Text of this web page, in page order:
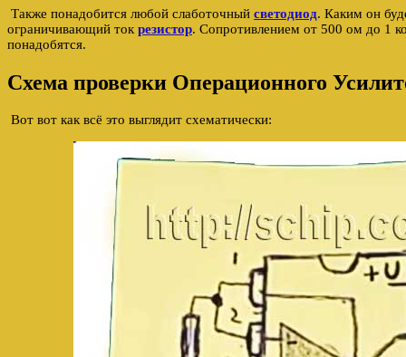
Также понадобится любой слаботочный светодиод. Каким он
ограничивающий ток резистор. Сопротивлением от 500 ом до 1
понадобятся.
Схема проверки Операционного
Вот вот как всё это выглядит схематически: